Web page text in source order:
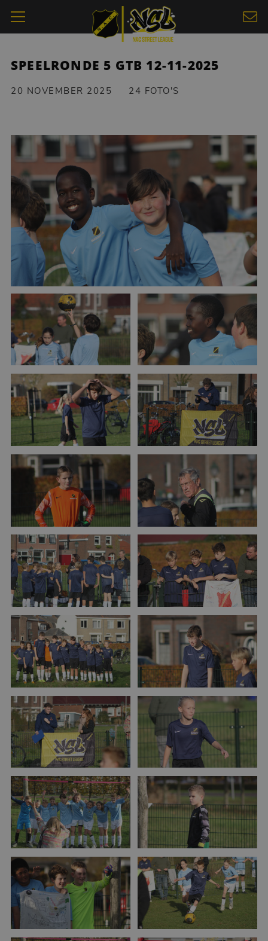
SPEELRONDE 5 GTB 12-11-2025
20 NOVEMBER 2025 24 FOTO'S